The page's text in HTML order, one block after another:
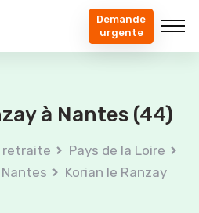
Demande
urgente
à Nantes (44)
retraite
Pays de la Loire
Nantes Korian le Ranzay